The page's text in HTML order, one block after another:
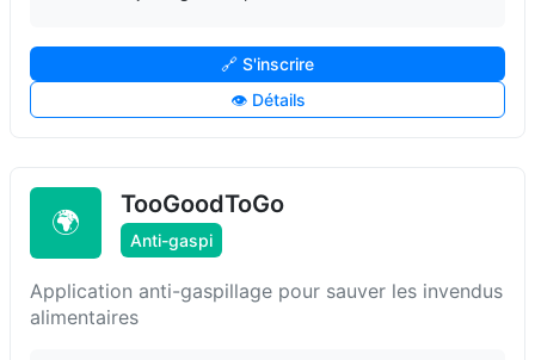
🔗 S'inscrire
👁️ Détails
🌍
TooGoodToGo
Anti-gaspi
Application anti-gaspillage pour sauver les invendus
alimentaires